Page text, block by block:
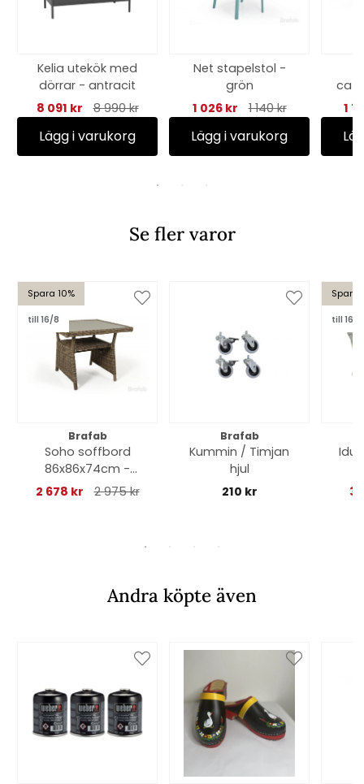
Kelia utekök med
dörrar - antracit
8 091 kr
8 990 kr
Lägg i varukorg
Net stapelstol -
grön
1 026 kr
1 140 kr
Lägg i varukorg
1
Se fler varor
Spara 10%
till 16/8
Brafab
Soho soffbord
86x86x74cm -
rustik
2 678 kr 2 975 kr
Brafab
Kummin / Timjan
hjul
210 kr
Spara
till 16/8
Andra köpte även